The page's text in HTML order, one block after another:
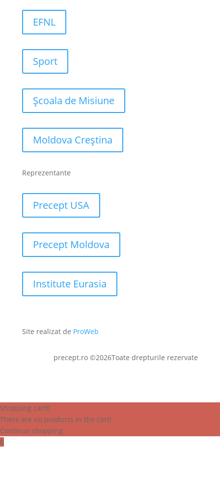
EFNL
Sport
Școala de Misiune
Moldova Creștina
Reprezentante
Precept USA
Precept Moldova
Institute Eurasia
Site realizat de ProWeb
precept.ro ©2026Toate drepturile rezervate
Shopping cart0
There are no products in the cart!
Continue shopping
0